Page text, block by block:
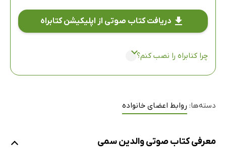
دریافت کتاب صوتی از اپلیکیشن کتابراه
چرا کتابراه را نصب کنم؟
دسته‌ها: روابط اعضای خانواده
معرفی کتاب صوتی والدین سمی